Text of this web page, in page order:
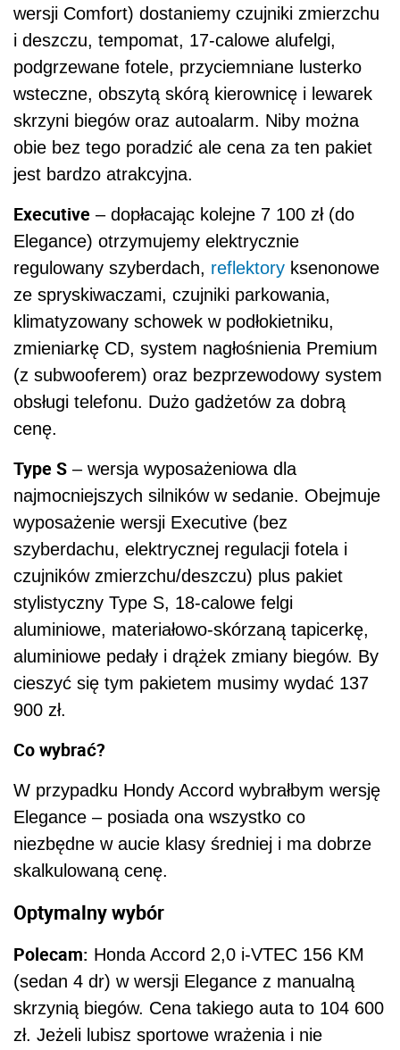
wersji Comfort) dostaniemy czujniki zmierzchu
i deszczu, tempomat, 17-calowe alufelgi,
podgrzewane fotele, przyciemniane lusterko
wsteczne, obszytą skórą kierownicę i lewarek
skrzyni biegów oraz autoalarm. Niby można
obie bez tego poradzić ale cena za ten pakiet
jest bardzo atrakcyjna.
Executive – dopłacając kolejne 7 100 zł (do
Elegance) otrzymujemy elektrycznie
regulowany szyberdach, reflektory ksenonowe
ze spryskiwaczami, czujniki parkowania,
klimatyzowany schowek w podłokietniku,
zmieniarkę CD, system nagłośnienia Premium
(z subwooferem) oraz bezprzewodowy system
obsługi telefonu. Dużo gadżetów za dobrą
cenę.
Type S – wersja wyposażeniowa dla
najmocniejszych silników w sedanie. Obejmuje
wyposażenie wersji Executive (bez
szyberdachu, elektrycznej regulacji fotela i
czujników zmierzchu/deszczu) plus pakiet
stylistyczny Type S, 18-calowe felgi
aluminiowe, materiałowo-skórzaną tapicerkę,
aluminiowe pedały i drążek zmiany biegów. By
cieszyć się tym pakietem musimy wydać 137
900 zł.
Co wybrać?
W przypadku Hondy Accord wybrałbym wersję
Elegance – posiada ona wszystko co
niezbędne w aucie klasy średniej i ma dobrze
skalkulowaną cenę.
Optymalny wybór
Polecam: Honda Accord 2,0 i-VTEC 156 KM
(sedan 4 dr) w wersji Elegance z manualną
skrzynią biegów. Cena takiego auta to 104 600
zł. Jeżeli lubisz sportowe wrażenia i nie